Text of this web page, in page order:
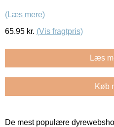
(Læs mere)
65.95 kr. (Vis fragtpris)
Læs
Køb
De mest populære